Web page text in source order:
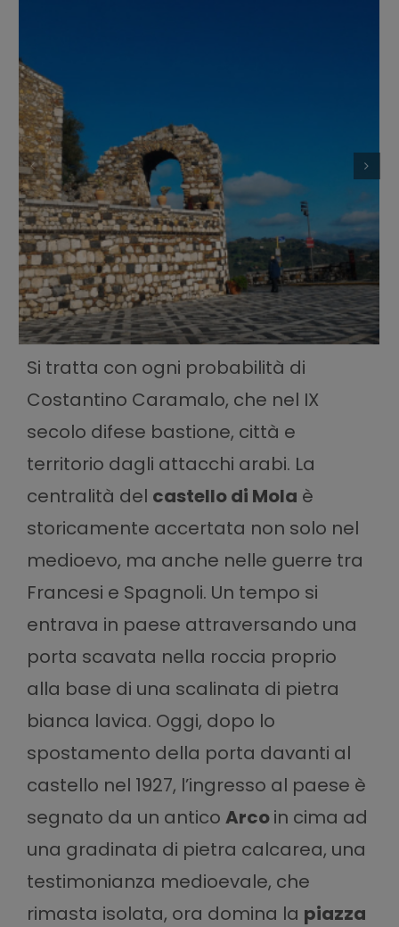
Si tratta con ogni probabilità di
Costantino Caramalo, che nel IX
secolo difese bastione, città e
territorio dagli attacchi arabi. La
centralità del castello di Mola è
storicamente accertata non solo nel
medioevo, ma anche nelle guerre tra
Francesi e Spagnoli. Un tempo si
entrava in paese attraversando una
porta scavata nella roccia proprio
alla base di una scalinata di pietra
bianca lavica. Oggi, dopo lo
spostamento della porta davanti al
castello nel 1927, l’ingresso al paese è
segnato da un antico Arcoin cima ad
una gradinata di pietra calcarea, una
testimonianza medioevale, che
rimasta isolata, ora domina la piazza